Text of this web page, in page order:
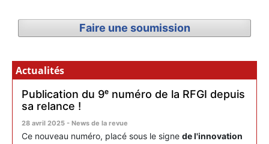
Faire une soumission
Actualités
Publication du 9ᵉ numéro de la RFGI depuis
sa relance !
28 avril 2025 - News de la revue
Ce nouveau numéro, placé sous le signe de l'innovation